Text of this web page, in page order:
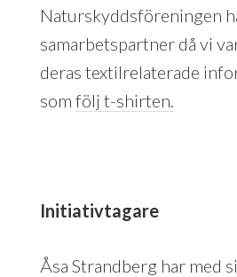
Naturskyddsföreningen
samarbetspartner då vi
deras textilrelaterade
som följ t-shirten.
Initiativtagare
Åsa Strandberg har med